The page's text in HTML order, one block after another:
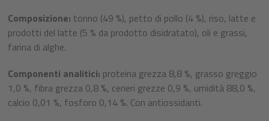
Composizione: tonno (49 %), petto di pollo (4 %), riso, latte e
prodotti del latte (5 % da prodotto disidratato), oli e grassi,
farina di alghe.
Componenti analitici: proteina grezza 8,8 %, grasso greggio
1,0 %, fibra grezza 0,8 %, ceneri grezze 0,9 %, umidità 88,0 %,
calcio 0,01 %, fosforo 0,14 %. Con antiossidanti.